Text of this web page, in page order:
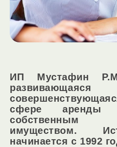
ИП Мустафин
сфере аренды
собственным
имуществом.
начинается с 1992